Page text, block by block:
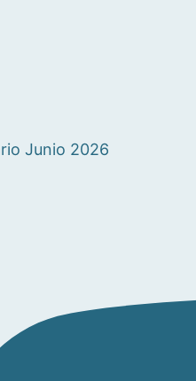
Junio 2026